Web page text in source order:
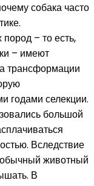
собака часто
– то есть,
– имеют
трансформации
годами селекции.
большой
Вследствие
обычный животный
В